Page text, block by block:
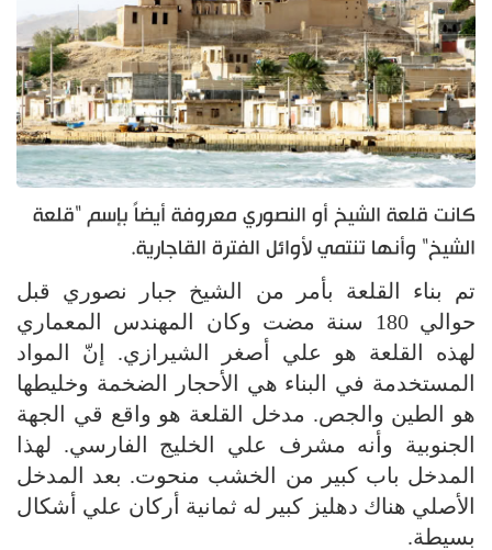
كانت قلعة الشيخ أو النصوري معروفة أيضاً بإسم "قلعة
الشيخ" وأنها تنتمي لأوائل الفترة القاجارية.
تم بناء القلعة بأمر من الشيخ جبار نصوري قبل
حوالي 180 سنة مضت وكان المهندس المعماري
لهذه القلعة هو علي أصغر الشيرازي. إنّ المواد
المستخدمة في البناء هي الأحجار الضخمة وخليطها
هو الطين والجص. مدخل القلعة هو واقع قي الجهة
الجنوبية وأنه مشرف علي الخليج الفارسي. لهذا
المدخل باب كبير من الخشب منحوت. بعد المدخل
الأصلي هناك دهليز كبير له ثمانية أركان علي أشكال
بسيطة.